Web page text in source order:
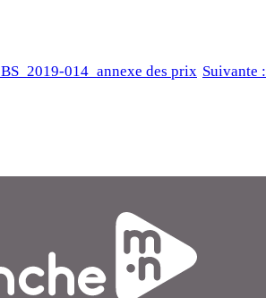
BS_2019-014_annexe des prix Suivante :